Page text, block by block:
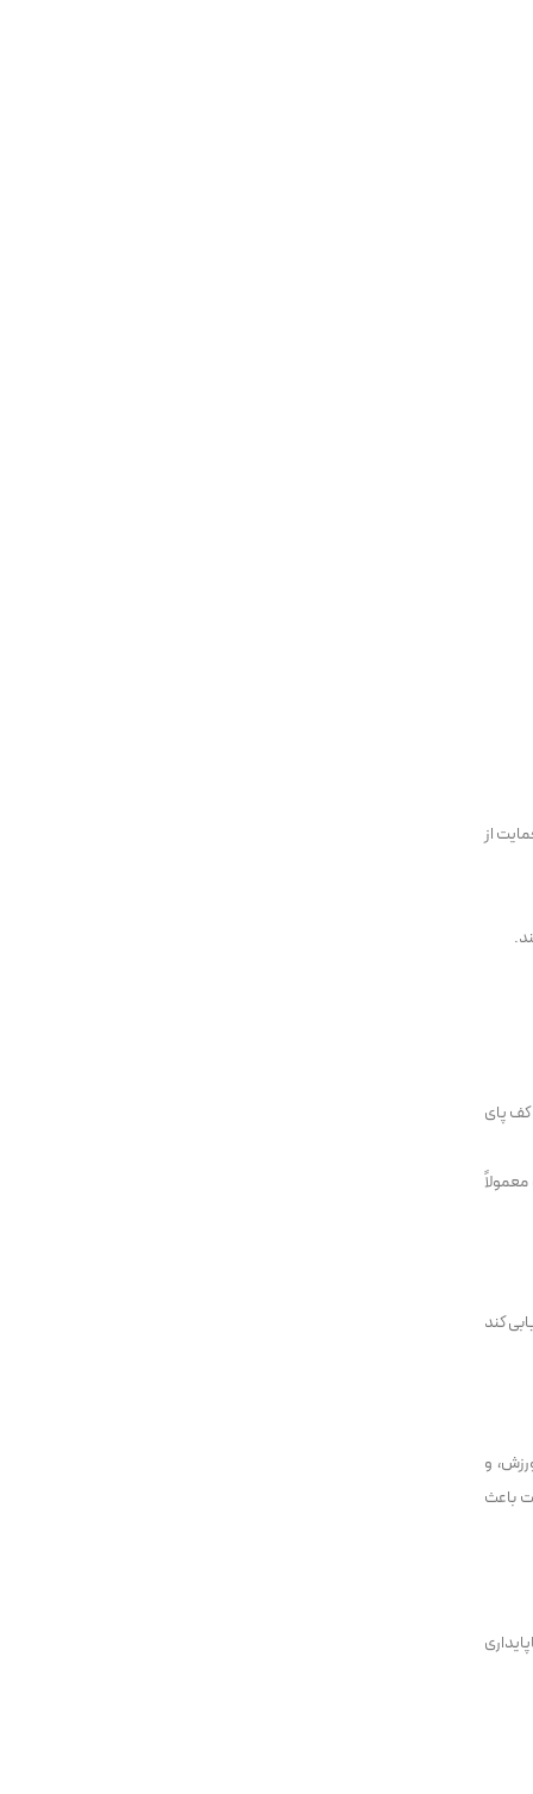
از
پای
کند
و
باعث